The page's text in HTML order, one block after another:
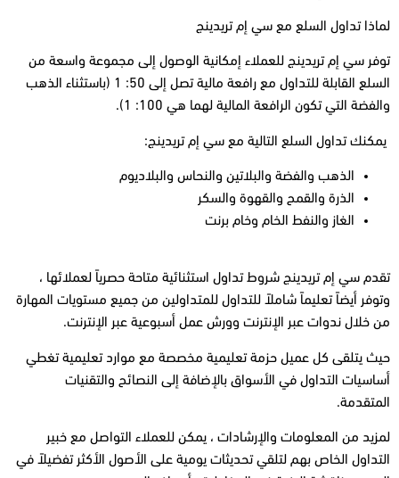
لماذا تداول السلع مع سي إم تريدينج
توفر سي إم تريدينج للعملاء إمكانية الوصول إلى مجموعة واسعة من
السلع القابلة للتداول مع رافعة مالية تصل إلى 50
: 1 (باستثناء الذهب
والفضة التيتكون الرافعة المالية لهما هي
يمكنك تداول السلع التالية مع سي إم تريدينج:
الذهب والفضة والبلاتين والنحاس والبلاديوم
الذرة والقمح والقهوة والسكر
الغاز والنفط الخام وخام برنت
تقدم سي إم تريدينج شروط تداول استثنائية متاحة حصرياً لعملائها ،
وتوفر أيضاً تعليماً شاملاً للتداول للمتداولين من جميع مستويات المهارة
من خلال ندوات عبر الإنترنت وورش عمل أسبوعية عبر الإنترنت.
حيث يتلقى كل عميل حزمة تعليمية مخصصة مع موارد تعليمية تغطي
أساسيات التداول في الأسواق بالإضافة إلى النصائح والتقنيات
المتقدمة.
لمزيد من المعلومات والإرشادات ، يمكن للعملاء التواصل مع خبير
التداول الخاص بهم لتلقي تحديثات يومية على الأصول الأكثر تفضيلاً في